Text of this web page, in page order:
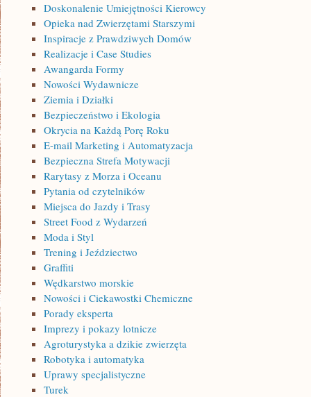
Doskonalenie Umiejętności Kierowcy
Opieka nad Zwierzętami Starszymi
Inspiracje z Prawdziwych Domów
Realizacje i Case Studies
Awangarda Formy
Nowości Wydawnicze
Ziemia i Działki
Bezpieczeństwo i Ekologia
Okrycia na Każdą Porę Roku
E-mail Marketing i Automatyzacja
Bezpieczna Strefa Motywacji
Rarytasy z Morza i Oceanu
Pytania od czytelników
Miejsca do Jazdy i Trasy
Street Food z Wydarzeń
Moda i Styl
Trening i Jeździectwo
Graffiti
Wędkarstwo morskie
Nowości i Ciekawostki Chemiczne
Porady eksperta
Imprezy i pokazy lotnicze
Agroturystyka a dzikie zwierzęta
Robotyka i automatyka
Uprawy specjalistyczne
Turek